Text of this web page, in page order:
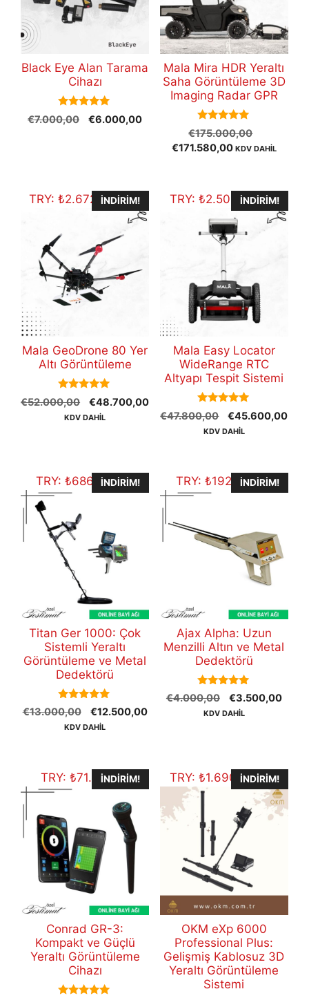
Black Eye Alan Tarama
Cihazı
5.00
out of 5
€7.000,00
Orijinal
€6.000,00Şu
Mala Mira HDR Yeraltı
Saha Görüntüleme 3D
Imaging Radar GPR
5.00
out of 5
€175.000,00
fiyat:
€171.580,00Şu
€171.580,00.
KDV DAHİL
TRY:₺2.672.996,90
İNDIRIM!
Mala GeoDrone 80 Yer
Altı Görüntüleme
5.00
out of 5
€52.000,00
Orijinal
fiyat:
€48.700,00Şu
andaki
KDV DAHİL
TRY: ₺2.502.847,20
İNDIRIM!
Mala Easy Locator
WideRange RTC
Altyapı Tespit Sistemi
5.00
out of 5
€47.800,00
Orijinal
fiyat:
€45.600,00Şu
KDV DAHİL
TRY: ₺686.087,50
İNDIRIM!
Titan Ger 1000: Çok
Sistemli Yeraltı
Görüntüleme ve Metal
Dedektörü
5.00
out of 5
€13.000,00
Orijinal
fiyat:
€12.500,00Şu
KDV DAHİL
TRY: ₺192.104,50
İNDIRIM!
Ajax Alpha: Uzun
Menzilli Altın ve Metal
Dedektörü
5.00
out of 5
€4.000,00
Orijinal
fiyat:
€3.500,00Şu
KDV DAHİL
TRY: ₺71.353,10
İNDIRIM!
Conrad GR-3:
Kompakt ve Güçlü
Yeraltı Görüntüleme
Cihazı
TRY: ₺1.690.519,60
İNDIRIM!
OKM eXp 6000
Professional Plus:
Gelişmiş Kablosuz 3D
Yeraltı Görüntüleme
Sistemi